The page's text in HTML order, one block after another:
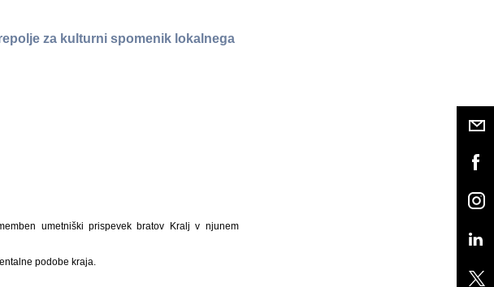
za kulturni spomenik lokalnega
umetniški prispevek bratov Kralj v njunem
podobe kraja.